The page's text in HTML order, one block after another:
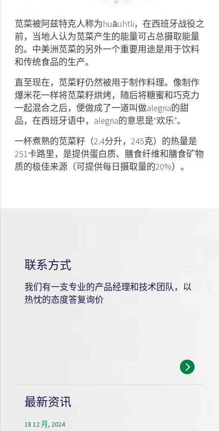
苋菜被阿兹特克人称为huāuhtli，在西班牙战役之
前，当地人认为苋菜产生的能量可占总摄取能量
的。中美洲苋菜的另外一个重要用途是用于饮料
和传统食品的生产。
直至现在，苋菜籽仍然被用于制作料理。像制作
爆米花一样将苋菜籽烘烤，随后将糖蜜和巧克力
一起混合之后，便做成了一道叫做alegria的甜
品，在西班牙语中，alegria的意思是“欢乐”。
一杯煮熟的苋菜籽（2.4分升，245克）的热量是
251卡路里，是提供蛋白质、膳食纤维和膳食矿物
质的极佳来源（可提供每日摄取量的20%）。
联系方式
我们有一支专业的产品经理和技术团队，以
热忱的态度答复询价
最新资讯
18 12 月, 2024